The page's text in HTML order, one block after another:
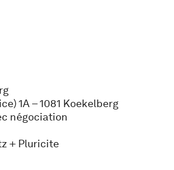
1A – 1081 Koekelberg
négociation
+ Pluricite